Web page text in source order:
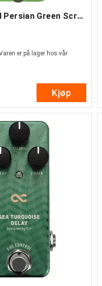
One Control Persian Green Screamer
er på lager hos vår
Kjøp